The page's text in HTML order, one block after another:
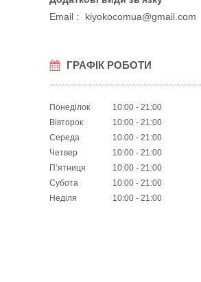
Email kiyokocomua@gmail.com
ГРАФІК РОБОТИ
Понеділок 10:00
21:00
Вівторок
10:00
21:00
Середа
10:00
21:00
Четвер
10:00
21:00
Пʼятниця
10:00
21:00
Субота
10:00
21:00
Неділя
10:00 21:00